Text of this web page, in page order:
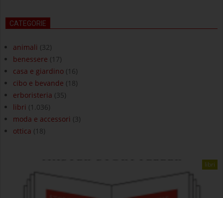
CATEGORIE
animali (32)
benessere (17)
casa e giardino (16)
cibo e bevande (18)
erboristeria (35)
libri (1.036)
moda e accessori (3)
ottica (18)
libri